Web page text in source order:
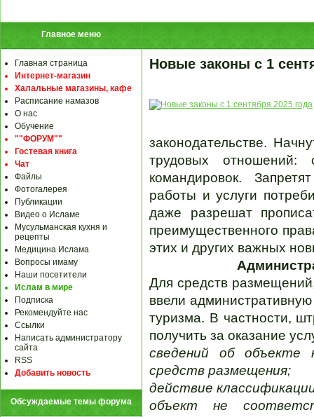
Главное меню
Главная страница
Интернет-магазин
Халальные магазины, кафе
Расписание намазов
О нас
Обучение
""ФОРУМ""
Гостевая книга
Чат
Файлы
Фотогалерея
Публикации
Видео о Исламе
Мусульманская кухня и
рецепты
Медицина Ислама
Вопросы имаму
Наши посетители
Ислам в мире
Подписка
Рекомендуйте нас
Ссылки
Написать администратору
сайта
RSS
Добавить новость
Обсуждаемые темы форума
Новые законы с 1
законодательстве.
трудовых отношений:
командировок.
работы и услуги
даже разрешат
преимущественного
этих и других важных
Для средств
ввели
туризма. В частности,
получить за оказание
сведений об объекте
средств размещения;
действие
объект не